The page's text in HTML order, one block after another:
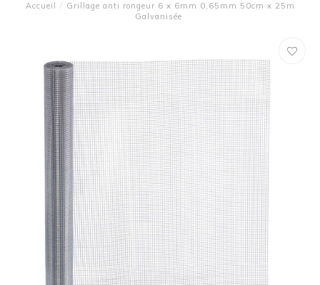
Accueil / Grillage anti rongeur 6 x 6mm 0,65mm 50cm x 25m
Galvanisée